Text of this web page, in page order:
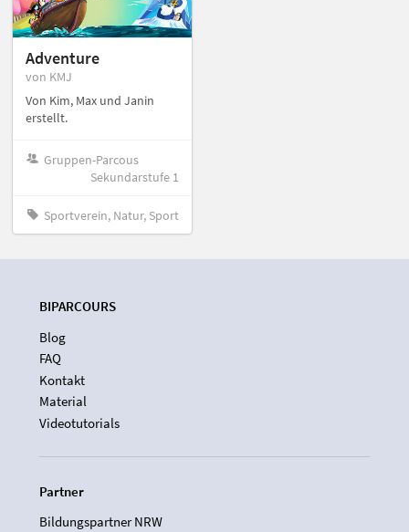
Adventure
von KMJ
Von Kim, Max und Janin
erstellt.
Gruppen-Parcous
Sekundarstufe 1
Sportverein, Natur, Sport
BIPARCOURS
Blog
FAQ
Kontakt
Material
Videotutorials
Partner
Bildungspartner NRW